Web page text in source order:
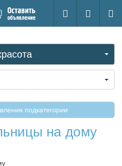
Поиск
Вход на
подкатегории
на дому